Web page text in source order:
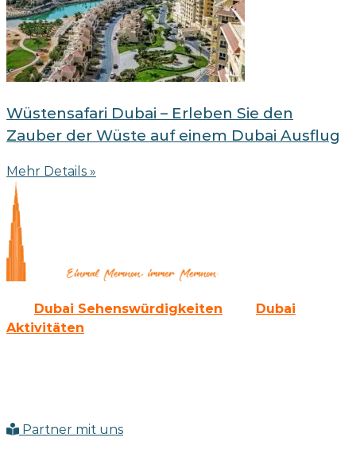
Wüstensafari Dubai – Erleben Sie den
Zauber der Wüste auf einem Dubai Ausflug
Mehr Details »
Dubai Sehenswürdigkeiten
Dubai
Aktivitäten
Partner mit uns